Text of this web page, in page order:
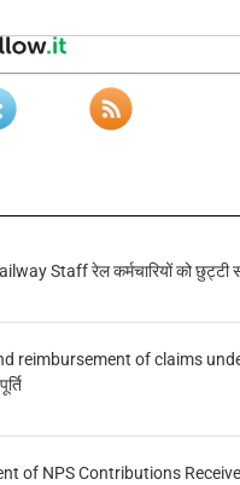
Staff रेल कर्मचारियों को छुट्टी
reimbursement of claims
of NPS Contributions